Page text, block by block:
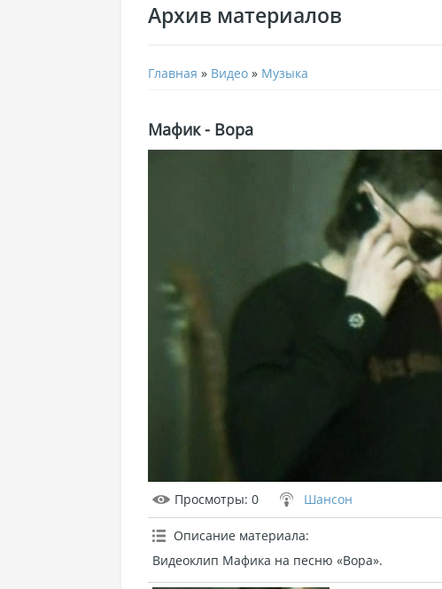
Архив материалов
Главная » Видео » Музыка
Мафик - Вора
Просмотры: 0 Шансон
Описание материала:
Видеоклип Мафика на песню «Вора».